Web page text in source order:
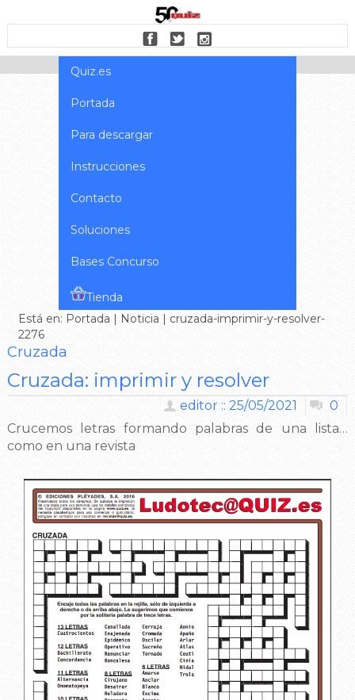
Quiz.es
Portada
Para descargar
Instrucciones
Contacto
Soluciones
Bases Concurso
Tienda
Está en: Portada | Noticia | cruzada-imprimir-y-resolver-
2276
Cruzada
Cruzada: imprimir y resolver
0
editor :: 25/05/2021
Crucemos letras formando palabras de una lista…
como en una revista